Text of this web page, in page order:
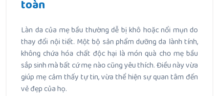
toàn
Làn da của mẹ bầu thường dễ bị khô hoặc nổi mụn do
thay đổi nội tiết. Một bộ sản phẩm dưỡng da lành tính,
không chứa hóa chất độc hại là món quà cho mẹ bầu
sắp sinh mà bất cứ mẹ nào cũng yêu thích. Điều này vừa
giúp mẹ cảm thấy tự tin, vừa thể hiện sự quan tâm đến
vẻ đẹp của họ.